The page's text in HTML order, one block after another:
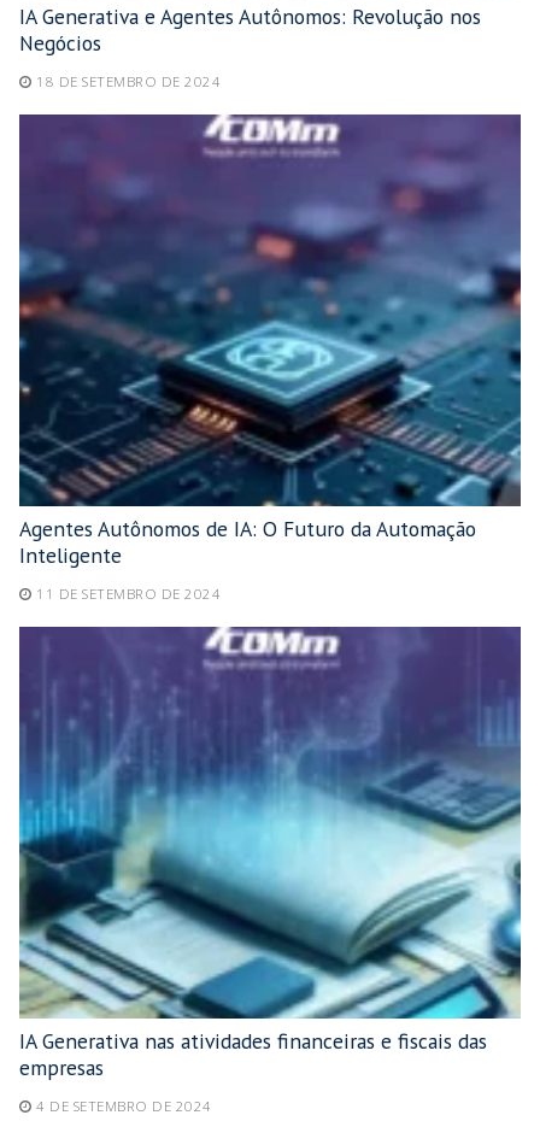
IA Generativa e Agentes Autônomos: Revolução nos
Negócios
18 DE SETEMBRO DE 2024
Agentes Autônomos de IA: O Futuro da Automação
Inteligente
11 DE SETEMBRO DE 2024
IA Generativa nas atividades financeiras e fiscais das
empresas
4 DE SETEMBRO DE 2024